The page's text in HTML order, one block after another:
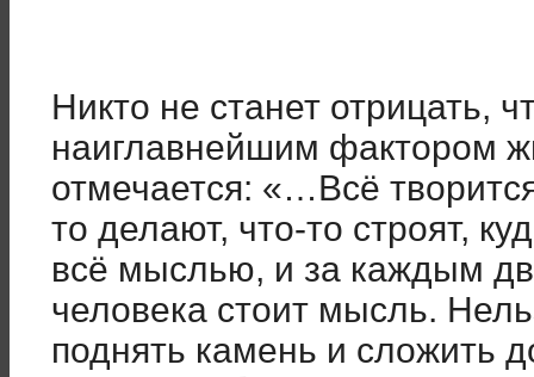
Никто не станет отрицать,
наиглавнейшим фактором
отмечается: «…Bcё
то делают, что-то строят,
всё мыслью, и за каждым
человека стоит мысль.
поднять камень и сложить